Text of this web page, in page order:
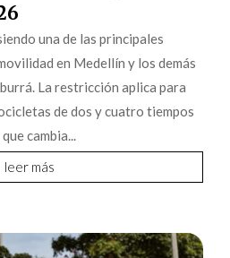
una de las principales
en Medellín y los demás
La restricción aplica para
de dos y cuatro tiempos
cambia...
leer más